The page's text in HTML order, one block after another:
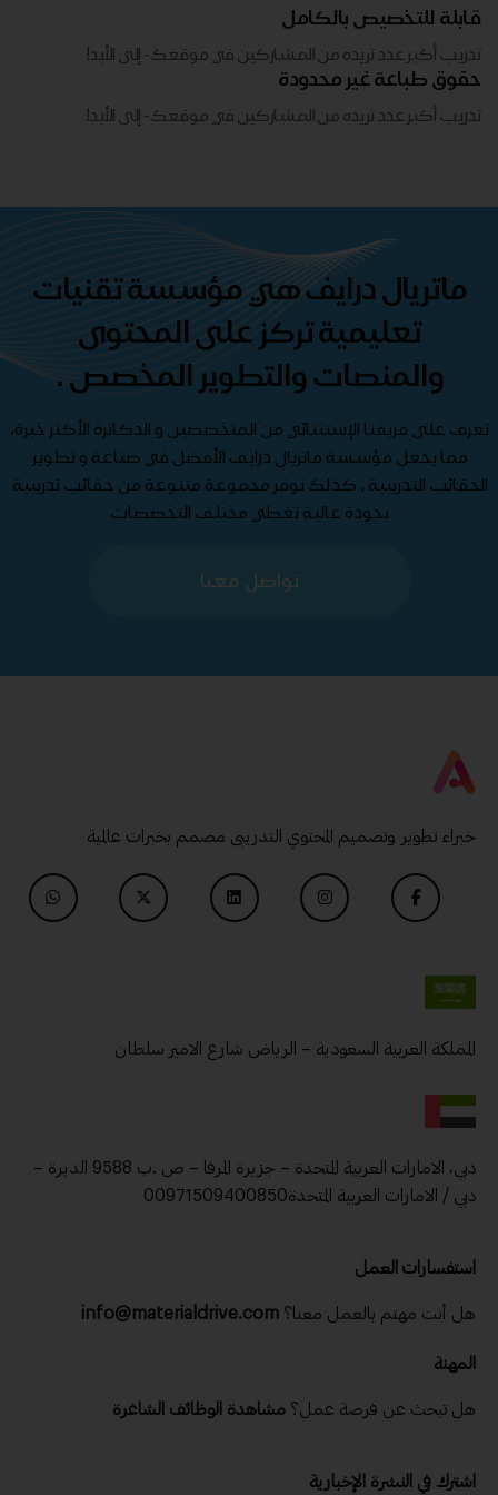
قابلة للتخصيص بالكامل
تدريب أكبر عدد تريده من المشاركين في موقعك - ​​إلى الأبد!
حقوق طباعة غير محدودة
تدريب أكبر عدد تريده من المشاركين في موقعك - ​​إلى الأبد!
ماتريال درايف هي مؤسسة تقنيات
تعليمية تركز على المحتوى
والمنصات والتطوير المخصص .
تعرف على فريقنا الإستثنائي من المتخصصين و الدكاترة الأكثر خبرة،
مما يجعل مؤسسة ماتريال درايف الأفضل في صناعة و تطوير
الحقائب التدريبية , كذلك نوفر مجموعة متنوعة من حقائب تدريبية
بجودة عالية تغطي مختلف التخصصات
تواصل معنا
خبراء تطوير وتصميم المحتوي التدريبى مصمم بخبرات عالمية
المملكة العربية السعودية – الرياض شارع الامير سلطان
دبي، الامارات العربية المتحدة – جزيرة المرفا – ص .ب 9588 الديرة –
دبي / الامارات العربية المتحدة00971509400850
استفسارات العمل
هل أنت مهتم بالعمل معنا؟ info@materialdrive.com
المهنة
هل تبحث عن فرصة عمل؟ مشاهدة الوظائف الشاغرة
اشترك في النشرة الإخبارية